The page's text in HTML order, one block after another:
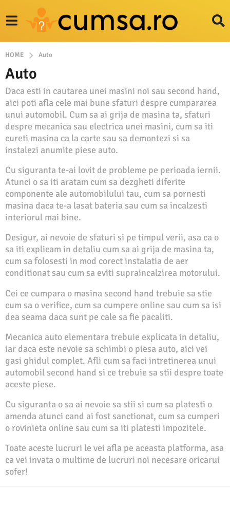
HOME Auto
Auto
Daca esti in cautarea unei masini noi sau second hand,
aici poti afla cele mai bune sfaturi despre cumpararea
unui automobil. Cum sa ai grija de masina ta, sfaturi
despre mecanica sau electrica unei masini, cum sa iti
cureti masina ca la carte sau sa demontezi si sa
instalezi anumite piese auto.
Cu siguranta te-ai lovit de probleme pe perioada iernii.
Atunci o sa iti aratam cum sa dezgheti diferite
componente ale automobilului tau, cum sa pornesti
masina daca te-a lasat bateria sau cum sa incalzesti
interiorul mai bine.
Desigur, ai nevoie de sfaturi si pe timpul verii, asa ca o
sa iti explicam in detaliu cum sa ai grija de masina ta,
cum sa folosesti in mod corect instalatia de aer
conditionat sau cum sa eviti supraincalzirea motorului.
Cei ce cumpara o masina second hand trebuie sa stie
cum sa o verifice, cum sa cumpere online sau cum sa isi
dea seama daca sunt pe cale sa fie pacaliti.
Mecanica auto elementara trebuie explicata in detaliu,
iar daca este nevoie sa schimbi o piesa auto, aici vei
gasi ghidul complet. Afli cum sa faci intretinerea unui
automobil second hand si ce trebuie sa stii despre toate
aceste piese.
Cu siguranta o sa ai nevoie sa stii si cum sa platesti o
amenda atunci cand ai fost sanctionat, cum sa cumperi
o rovinieta online sau cum sa iti platesti impozitele.
Toate aceste lucruri le vei afla pe aceasta platforma, asa
ca vei invata o multime de lucruri noi necesare oricarui
sofer!